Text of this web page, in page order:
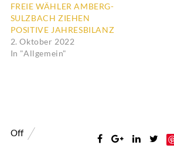
FREIE WÄHLER AMBERG-
SULZBACH ZIEHEN
POSITIVE JAHRESBILANZ
2. Oktober 2022
In "Allgemein"
Off